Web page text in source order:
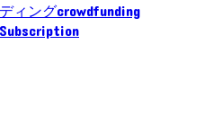
ィングcrowdfunding
Subscription